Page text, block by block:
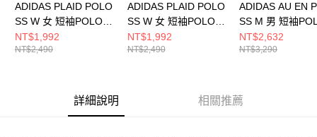
ADIDAS PLAID POLO
SS W 女 短袖POLO
KU9397
NT$1,992
NT$2,490
ADIDAS PLAID POLO
SS W 女 短袖POLO
KU9396
NT$1,992
NT$2,490
ADIDAS AU EN
SS M 男 短袖
KE7324
NT$2,632
NT$3,290
詳細說明 相關推薦